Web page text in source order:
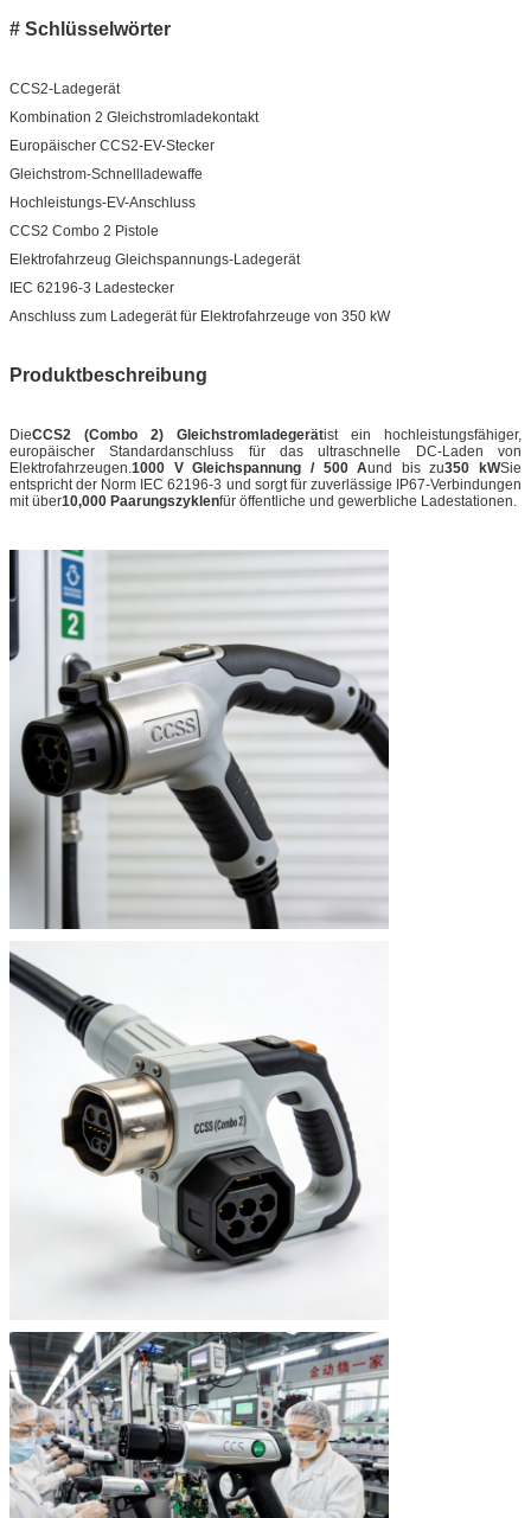
# Schlüsselwörter
CCS2-Ladegerät
Kombination 2 Gleichstromladekontakt
Europäischer CCS2-EV-Stecker
Gleichstrom-Schnellladewaffe
Hochleistungs-EV-Anschluss
CCS2 Combo 2 Pistole
Elektrofahrzeug Gleichspannungs-Ladegerät
IEC 62196-3 Ladestecker
Anschluss zum Ladegerät für Elektrofahrzeuge von 350 kW
Produktbeschreibung
DieCCS2 (Combo 2) Gleichstromladegerätist ein hochleistungsfähiger,
europäischer Standardanschluss für das ultraschnelle DC-Laden von
Elektrofahrzeugen.1000 V Gleichspannung / 500 Aund bis zu350 kWSie
entspricht der Norm IEC 62196-3 und sorgt für zuverlässige IP67-Verbindungen
mit über10,000 Paarungszyklenfür öffentliche und gewerbliche Ladestationen.